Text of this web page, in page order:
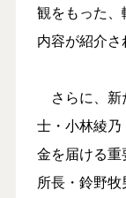
観をもった
内容が紹介さ
さらに、新
士・小林綾
金を届ける
所長・鈴野